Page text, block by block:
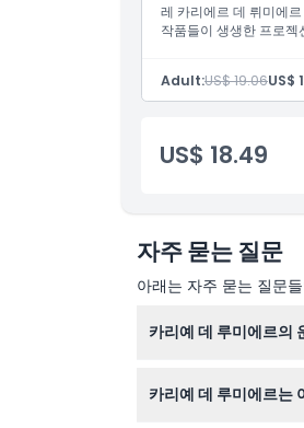
알아야 할 사항
위치
복장 규정
레 카리에르 데 뤼미에
작품들이 생생한 프로젝
Adult:US$ 19.06US$
US$ 18.49
자주 묻는 질문
아래는 자주 묻는 질문
카리예 데 루미에르의
가능 여부는 이 웹사
카리예 데 루미에르는